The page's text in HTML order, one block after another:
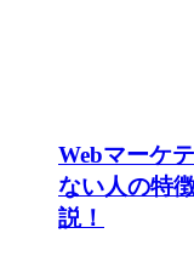
Webマーケ
ない人の特
説！